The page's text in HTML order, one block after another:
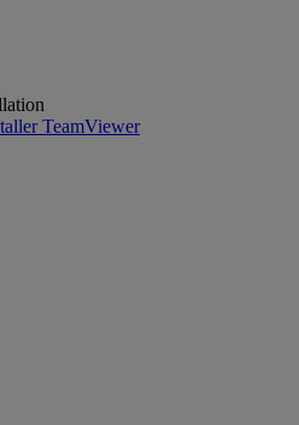
TeamViewer